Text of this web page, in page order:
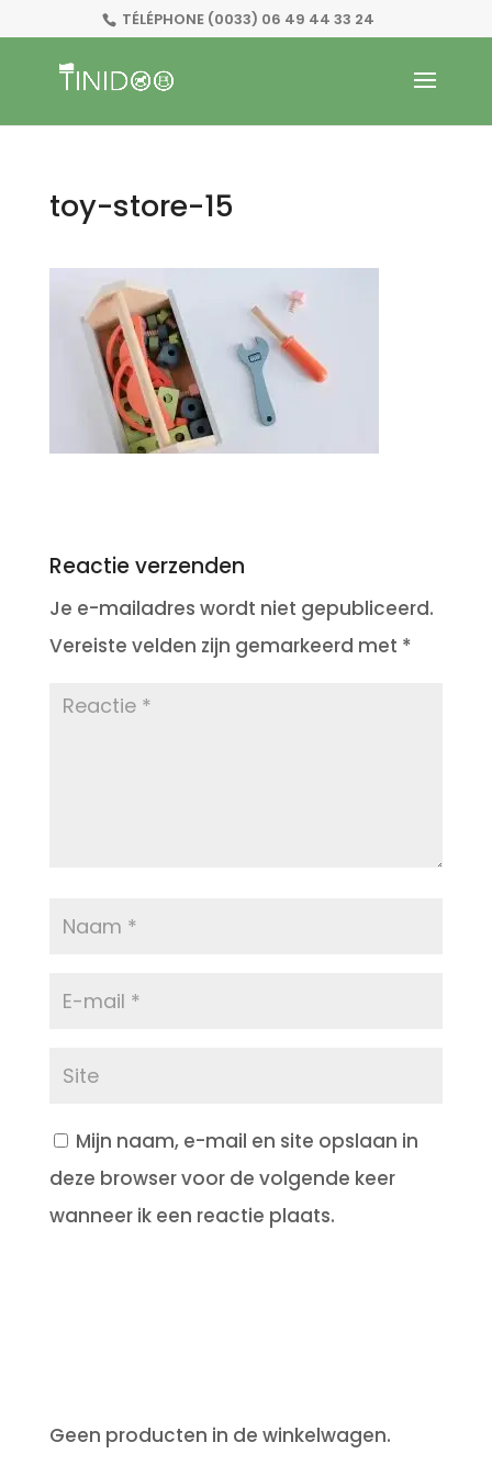
TÉLÉPHONE (0033) 06 49 44 33 24
toy-store-15
Reactie verzenden
Je e-mailadres wordt niet gepubliceerd.
Vereiste velden zijn gemarkeerd met *
Mijn naam, e-mail en site opslaan in
deze browser voor de volgende keer
wanneer ik een reactie plaats.
Geen producten in de winkelwagen.